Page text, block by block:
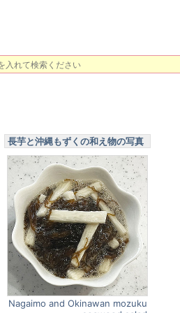
長芋と沖縄もずくの和え物の写真
Nagaimo and Okinawan mozuku